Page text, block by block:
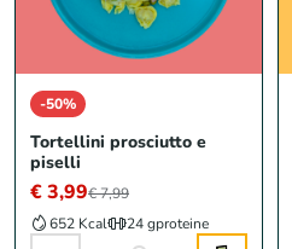
-50%
Tortellini prosciutto e
piselli
€ 3,99€ 7,99
652 Kcal
24 gproteine